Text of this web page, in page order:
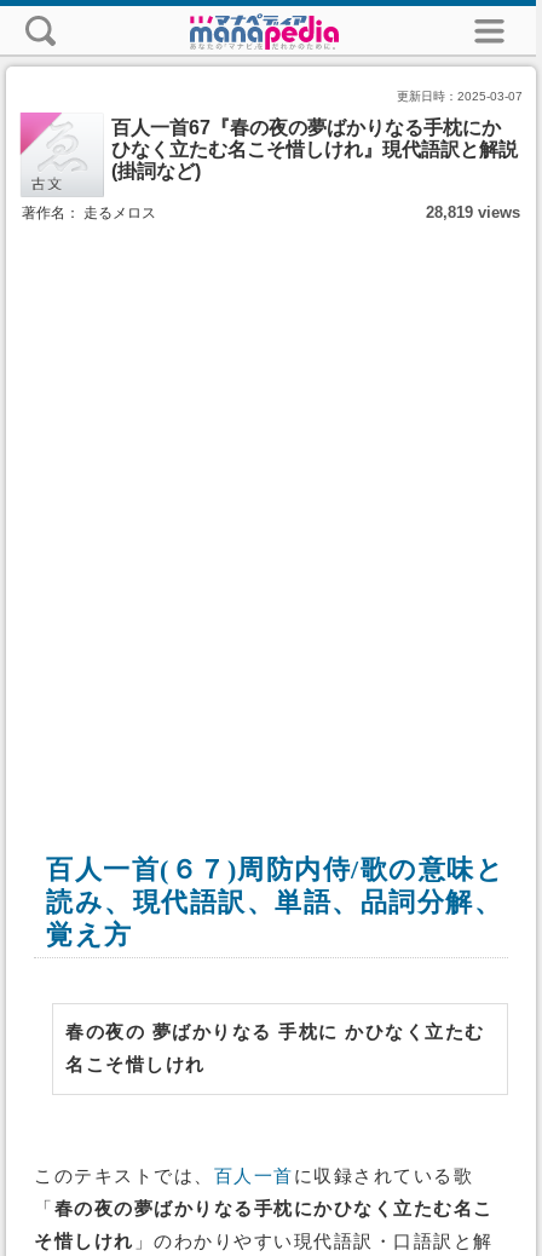
更新日時： 2025-03-07
百人一首67『春の夜の夢ばかりなる手枕にか
ひなく立たむ名こそ惜しけれ』現代語訳と解説
(掛詞など)
著作名： 走るメロス 28,819 views
百人一首(６７)周防内侍/歌の意味と
読み、現代語訳、単語、品詞分解、
覚え方
春の夜の 夢ばかりなる 手枕に かひなく立たむ
名こそ惜しけれ
このテキストでは、 百人一首に収録されている歌
「 春の夜の夢ばかりなる手枕にかひなく立たむ名こ
そ惜しけれ 」のわかりやすい現代語訳・口語訳と解